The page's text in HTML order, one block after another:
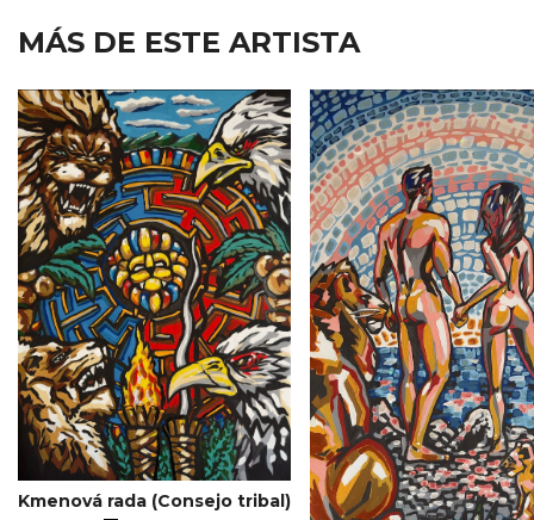
MÁS DE ESTE ARTISTA
Kmenová rada (Consejo tribal)